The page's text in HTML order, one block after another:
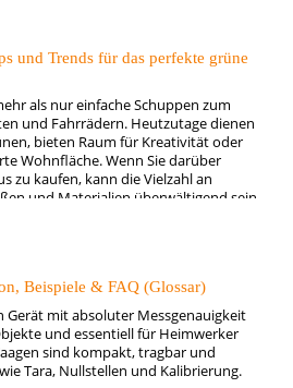
und Trends für das perfekte grüne
als nur einfache Schuppen zum
und Fahrrädern. Heutzutage dienen
bieten Raum für Kreativität oder
Wohnfläche. Wenn Sie darüber
zu kaufen, kann die Vielzahl an
und Materialien überwältigend sein.
Beispiele & FAQ (Glossar)
Gerät mit absoluter Messgenauigkeit
und essentiell für Heimwerker
sind kompakt, tragbar und
Tara, Nullstellen und Kalibrierung.